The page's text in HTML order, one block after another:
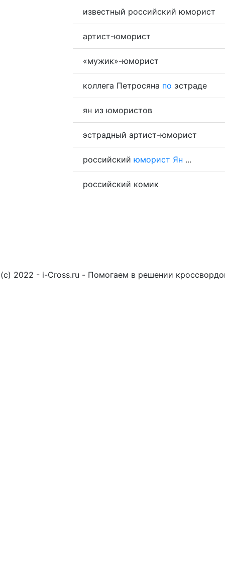
известный российский юморист
артист-юморист
«мужик»-юморист
коллега Петросяна по эстраде
ян из юмористов
эстрадный артист-юморист
российский юморист Ян ...
российский комик
(c) 2022 - i-Cross.ru - Помогаем в решении